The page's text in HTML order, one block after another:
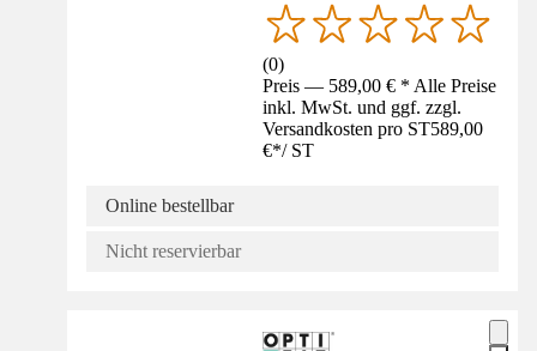
(0)
Preis — 589,00 € * Alle Preise
inkl. MwSt. und ggf. zzgl.
Versandkosten pro ST589,00
€*/ ST
Online bestellbar
Nicht reservierbar